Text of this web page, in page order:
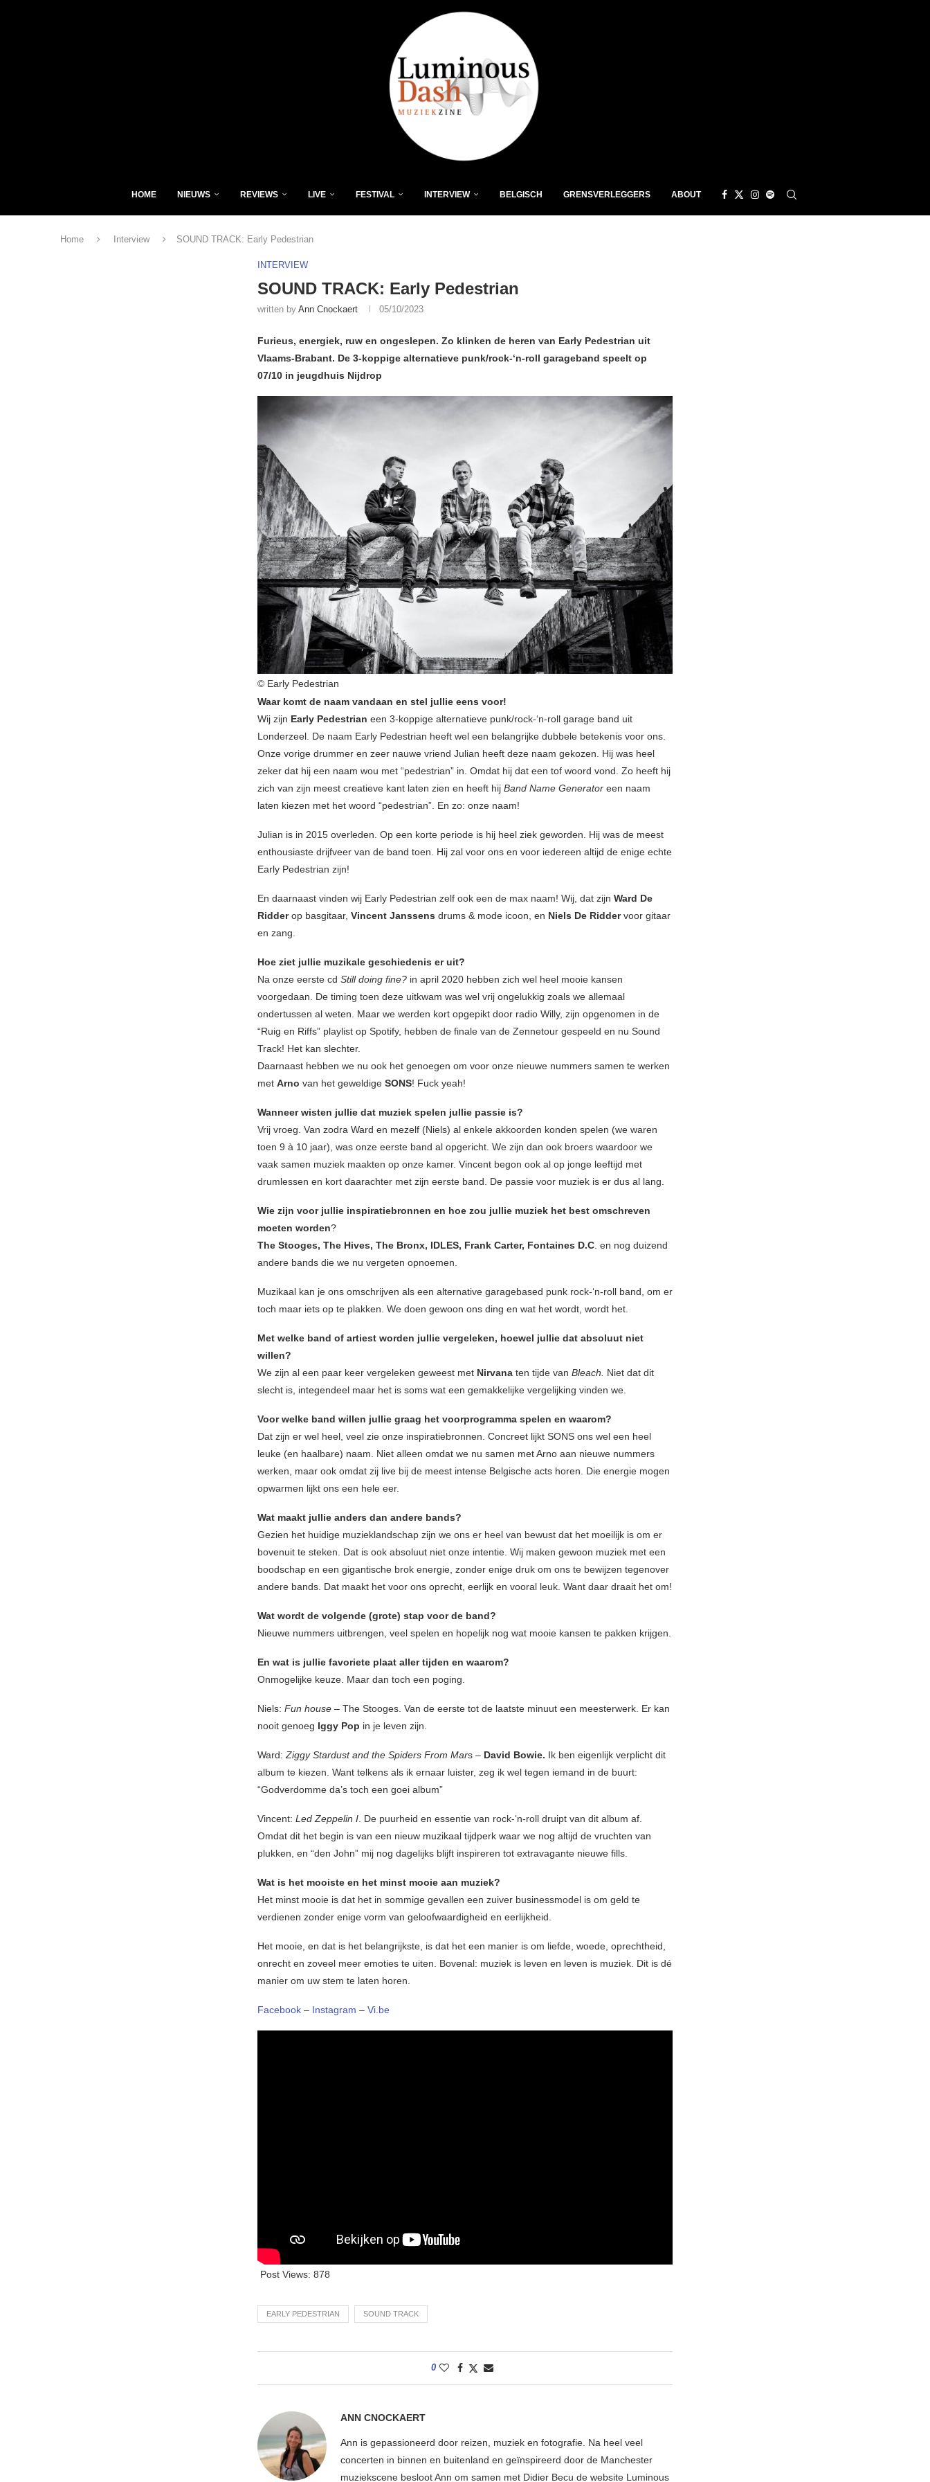
HOME NIEUWS REVIEWS LIVE FESTIVAL INTERVIEW BELGISCH GRENSVERLEGGERS ABOUT
Home Interview SOUND TRACK: Early Pedestrian
INTERVIEW
SOUND TRACK: Early Pedestrian
written by Ann Cnockaert 05/10/2023
Furieus, energiek, ruw en ongeslepen. Zo klinken de heren van Early Pedestrian uit
Vlaams-Brabant. De 3-koppige alternatieve punk/rock-‘n-roll garageband speelt op
07/10 in jeugdhuis Nijdrop
© Early Pedestrian
Waar komt de naam vandaan en stel jullie eens voor!
Wij zijn Early Pedestrian een 3-koppige alternatieve punk/rock-‘n-roll garage band uit
Londerzeel. De naam Early Pedestrian heeft wel een belangrijke dubbele betekenis voor ons.
Onze vorige drummer en zeer nauwe vriend Julian heeft deze naam gekozen. Hij was heel
zeker dat hij een naam wou met “pedestrian” in. Omdat hij dat een tof woord vond. Zo heeft hij
zich van zijn meest creatieve kant laten zien en heeft hij Band Name Generator een naam
laten kiezen met het woord “pedestrian”. En zo: onze naam!
Julian is in 2015 overleden. Op een korte periode is hij heel ziek geworden. Hij was de meest
enthousiaste drijfveer van de band toen. Hij zal voor ons en voor iedereen altijd de enige echte
Early Pedestrian zijn!
En daarnaast vinden wij Early Pedestrian zelf ook een de max naam! Wij, dat zijn Ward De
Ridderop basgitaar, Vincent Janssens drums & mode icoon, en Niels De Riddervoor gitaar
en zang.
Hoe ziet jullie muzikale geschiedenis er uit?
Na onze eerste cd Still doing fine? in april 2020 hebben zich wel heel mooie kansen
voorgedaan. De timing toen deze uitkwam was wel vrij ongelukkig zoals we allemaal
ondertussen al weten. Maar we werden kort opgepikt door radio Willy, zijn opgenomen in de
“Ruig en Riffs” playlist op Spotify, hebben de finale van de Zennetour gespeeld en nu Sound
Track! Het kan slechter.
Daarnaast hebben we nu ook het genoegen om voor onze nieuwe nummers samen te werken
met Arno van het geweldige SONS! Fuck yeah!
Wanneer wisten jullie dat muziek spelen jullie passie is?
Vrij vroeg. Van zodra Ward en mezelf (Niels) al enkele akkoorden konden spelen (we waren
toen 9 à 10 jaar), was onze eerste band al opgericht. We zijn dan ook broers waardoor we
vaak samen muziek maakten op onze kamer. Vincent begon ook al op jonge leeftijd met
drumlessen en kort daarachter met zijn eerste band. De passie voor muziek is er dus al lang.
Wie zijn voor jullie inspiratiebronnen en hoe zou jullie muziek het best omschreven
moeten worden?
The Stooges, The Hives, The Bronx, IDLES, Frank Carter, Fontaines D.C . en nog duizend
andere bands die we nu vergeten opnoemen.
Muzikaal kan je ons omschrijven als een alternative garagebased punk rock-‘n-roll band, om er
toch maar iets op te plakken. We doen gewoon ons ding en wat het wordt, wordt het.
Met welke band of artiest worden jullie vergeleken, hoewel jullie dat absoluut niet
willen?
We zijn al een paar keer vergeleken geweest met Nirvana ten tijde van Bleach.
Niet dat dit
slecht is, integendeel maar het is soms wat een gemakkelijke vergelijking vinden we.
Voor welke band willen jullie graag het voorprogramma spelen en waarom?
Dat zijn er wel heel, veel zie onze inspiratiebronnen. Concreet lijkt SONS ons wel een heel
leuke (en haalbare) naam. Niet alleen omdat we nu samen met Arno aan nieuwe nummers
werken, maar ook omdat zij live bij de meest intense Belgische acts horen. Die energie mogen
opwarmen lijkt ons een hele eer.
Wat maakt jullie anders dan andere bands?
Gezien het huidige muzieklandschap zijn we ons er heel van bewust dat het moeilijk is om er
bovenuit te steken. Dat is ook absoluut niet onze intentie. Wij maken gewoon muziek met een
boodschap en een gigantische brok energie, zonder enige druk om ons te bewijzen tegenover
andere bands. Dat maakt het voor ons oprecht, eerlijk en vooral leuk. Want daar draait het om!
Wat wordt de volgende (grote) stap voor de band?
Nieuwe nummers uitbrengen, veel spelen en hopelijk nog wat mooie kansen te pakken krijgen.
En wat is jullie favoriete plaat aller tijden en waarom?
Onmogelijke keuze. Maar dan toch een poging.
Niels: Fun house – The Stooges. Van de eerste tot de laatste minuut een meesterwerk. Er kan
nooit genoeg Iggy Pop in je leven zijn.
Ward: Ziggy Stardust and the Spiders From Mars – David Bowie. Ik ben eigenlijk verplicht dit
album te kiezen. Want telkens als ik ernaar luister, zeg ik wel tegen iemand in de buurt:
“Godverdomme da’s toch een goei album”
Vincent: Led Zeppelin I . De puurheid en essentie van rock-‘n-roll druipt van dit album af.
Omdat dit het begin is van een nieuw muzikaal tijdperk waar we nog altijd de vruchten van
plukken, en “den John” mij nog dagelijks blijft inspireren tot extravagante nieuwe fills.
Wat is het mooiste en het minst mooie aan muziek?
Het minst mooie is dat het in sommige gevallen een zuiver businessmodel is om geld te
verdienen zonder enige vorm van geloofwaardigheid en eerlijkheid.
Het mooie, en dat is het belangrijkste, is dat het een manier is om liefde, woede, oprechtheid,
onrecht en zoveel meer emoties te uiten. Bovenal: muziek is leven en leven is muziek. Dit is dé
manier om uw stem te laten horen.
Facebook – Instagram – Vi.be
Post Views: 878
EARLY PEDESTRIAN SOUND TRACK
0
ANN CNOCKAERT
Ann is gepassioneerd door reizen, muziek en fotografie. Na heel veel
concerten in binnen en buitenland en geïnspireerd door de Manchester
muziekscene besloot Ann om samen met Didier Becu de website Luminous